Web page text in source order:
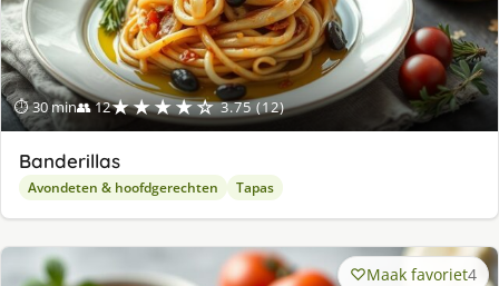
⏱ 30 min👥 12★★★★☆ 3.75 (12)
Banderillas
Avondeten & hoofdgerechten Tapas
Maak favoriet4